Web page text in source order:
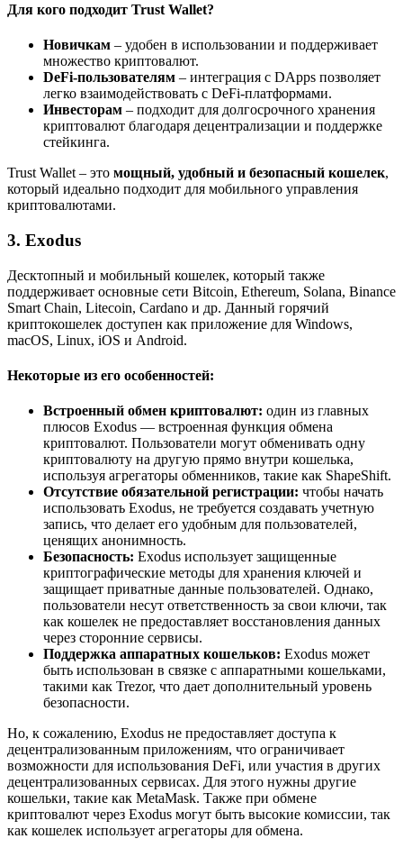
Для кого подходит Trust Wallet?
Новичкам – удобен в использовании и поддерживает
множество криптовалют.
DeFi-пользователям – интеграция с DApps позволяет
легко взаимодействовать с DeFi-платформами.
Инвесторам – подходит для долгосрочного хранения
криптовалют благодаря децентрализации и поддержке
стейкинга.
Trust Wallet – это мощный, удобный и безопасный кошелек,
который идеально подходит для мобильного управления
криптовалютами.
3. Exodus
Десктопный и мобильный кошелек, который также
поддерживает основные сети Bitcoin, Ethereum, Solana, Binance
Smart Chain, Litecoin, Cardano и др. Данный горячий
криптокошелек доступен как приложение для Windows,
macOS, Linux, iOS и Android.
Некоторые из его особенностей:
Встроенный обмен криптовалют: один из главных
плюсов Exodus — встроенная функция обмена
криптовалют. Пользователи могут обменивать одну
криптовалюту на другую прямо внутри кошелька,
используя агрегаторы обменников, такие как ShapeShift.
Отсутствие обязательной регистрации: чтобы начать
использовать Exodus, не требуется создавать учетную
запись, что делает его удобным для пользователей,
ценящих анонимность.
Безопасность: Exodus использует защищенные
криптографические методы для хранения ключей и
защищает приватные данные пользователей. Однако,
пользователи несут ответственность за свои ключи, так
как кошелек не предоставляет восстановления данных
через сторонние сервисы.
Поддержка аппаратных кошельков: Exodus может
быть использован в связке с аппаратными кошельками,
такими как Trezor, что дает дополнительный уровень
безопасности.
Но, к сожалению, Exodus не предоставляет доступа к
децентрализованным приложениям, что ограничивает
возможности для использования DeFi, или участия в других
децентрализованных сервисах. Для этого нужны другие
кошельки, такие как MetaMask. Также при обмене
криптовалют через Exodus могут быть высокие комиссии, так
как кошелек использует агрегаторы для обмена.